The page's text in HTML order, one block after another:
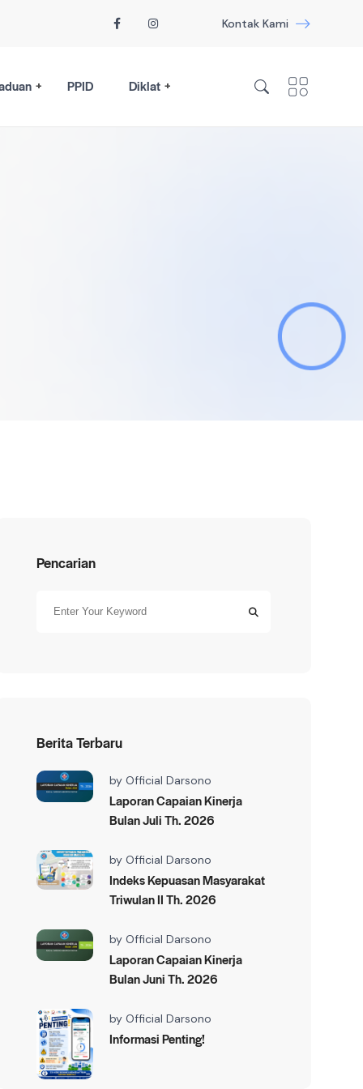
Kontak Kami
PPID Diklat
Pencarian
Berita Terbaru
by Official Darsono
Laporan Capaian Kinerja
Bulan Juli Th. 2026
by Official Darsono
Indeks Kepuasan Masyarakat
Triwulan II Th. 2026
by Official Darsono
Laporan Capaian Kinerja
Bulan Juni Th. 2026
by Official Darsono
Informasi Penting!